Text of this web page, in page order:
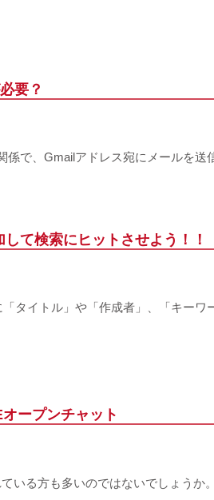
要？
係で、Gmailアドレス宛にメールを送
て検索にヒットさせよう！！
タイトル」や「作成者」、「キーワ
ープンチャット
いる方も多いのではないでしょうか